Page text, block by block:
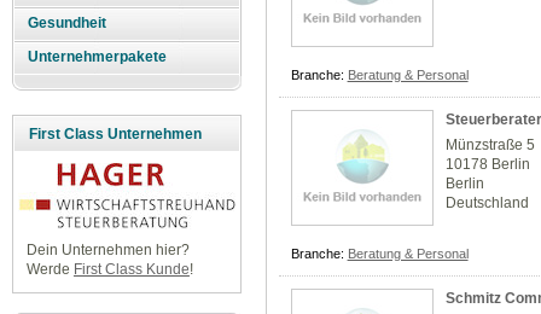
Gesundheit
Unternehmerpakete
First Class Unternehmen
Dein Unternehmen hier?
Werde First Class Kunde!
Branche: Beratung & Personal
Münzstraße 5
10178 Berlin
Berlin
Deutschland
Branche: Beratung & Personal
Schmitz